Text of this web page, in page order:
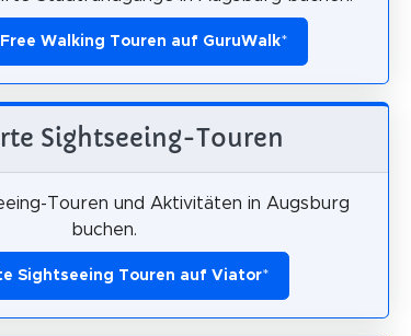
Walking Touren auf GuruWalk*
Sightseeing-Touren
Touren und Aktivitäten in Augsburg
buchen.
Sightseeing Touren auf Viator*